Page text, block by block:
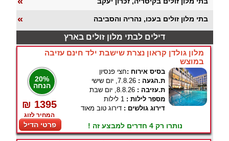
« בתי מלון זולים בעכו, נהריה והסביבה
דילים לבתי מלון זולים בארץ
מלון גולדן קראון נצרת שישבת ילד חינם עזיבה
במוצש
20%
הנחה
₪ 1395
המחיר לזוג
פרטי הדיל
בסיס אירוח :חצי פנסיון
ת.הגעה : 7.8.26, יום שישי
ת.עזיבה : 8.8.26, יום שבת
מספר לילות : 1 לילות
דירוג גולשים : דירוג טוב מאוד
נותרו רק 4 חדרים למבצע זה !